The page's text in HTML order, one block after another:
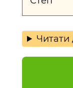
Читати